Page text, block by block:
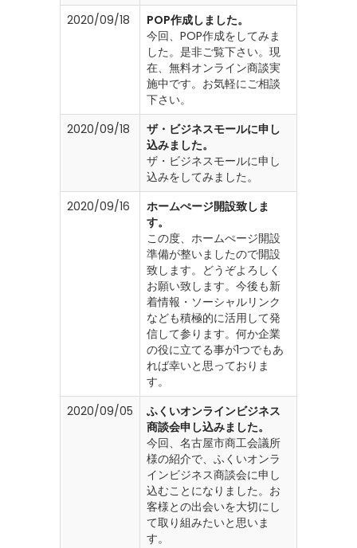
2020/09/18
POP作成しました。
今回、POP作成をしてみま
した。是非ご覧下さい。現
在、無料オンライン商談実
施中です。お気軽にご相談
下さい。
2020/09/18
ザ・ビジネスモールに申し
込みました。
ザ・ビジネスモールに申し
込みをしてみました。
2020/09/16
ホームぺージ開設致しま
す。
この度、ホームぺージ開設
準備が整いましたので開設
致します。どうぞよろしく
お願い致します。今後も新
着情報・ソーシャルリンク
なども積極的に活用して発
信して参ります。何か企業
の役に立てる事が1つでもあ
れば幸いと思っておりま
す。
2020/09/05
ふくいオンラインビジネス
商談会申し込みました。
今回、名古屋市商工会議所
様の紹介で、ふくいオンラ
インビジネス商談会に申し
込むことになりました。お
客様との出会いを大切にし
て取り組みたいと思いま
す。